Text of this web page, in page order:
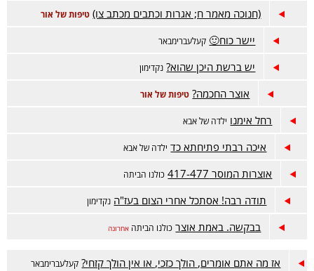
(חנוכה מאמר ח; אגרות וכתבים מכתב צו) טיפות של אור
יישר כוח🙂 קעלעברימבאר
יש ברשת היכן שהוא? נקדימון
אוצר החכמה? טיפות של אור
רחל אימנו ילדה של אבא
איכה רבתי פתיחתא כד ילדה של אבא
אוצרות המוסר 417-477 כולנו הביתה
תודה רבה! אסתכל אחרי הצום בעז"ה נקדימון
בבקשה. באמת אוצר כולנו הביתה אחרונה
אז מה אתם אומרים, הולך כזכי, או אין הולך קזחי? קעלעברימבאר